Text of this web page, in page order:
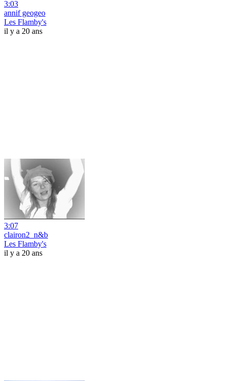
3:03
annif geogeo
Les Flamby's
il y a 20 ans
3:07
clairon2_n&b
Les Flamby's
il y a 20 ans